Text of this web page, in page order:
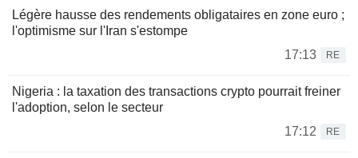
Légère hausse des rendements obligataires en zone euro ;
l'optimisme sur l'Iran s'estompe
17:13
RE
Nigeria : la taxation des transactions crypto pourrait freiner
l'adoption, selon le secteur
17:12
RE